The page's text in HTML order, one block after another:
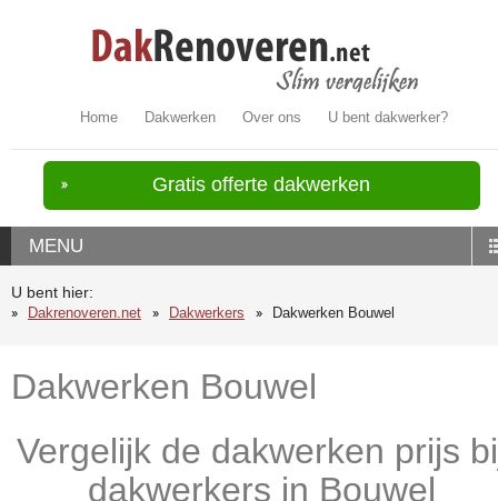
Home Dakwerken Over ons U bent dakwerker?
Gratis offerte dakwerken
MENU
U bent hier:
Dakrenoveren.net
Dakwerkers Dakwerken Bouwel
Dakwerken Bouwel
Vergelijk de dakwerken prijs
dakwerkers in Bouwel